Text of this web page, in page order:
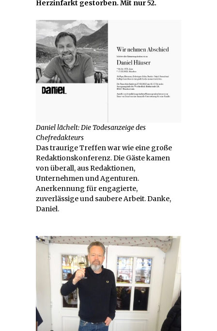
Herzinfarkt gestorben. Mit nur 52.
Daniel lächelt: Die Todesanzeige des
Chefredakteurs
Das traurige Treffen war wie eine große
Redaktionskonferenz. Die Gäste kamen
von überall, aus Redaktionen,
Unternehmen und Agenturen.
Anerkennung für engagierte,
zuverlässige und saubere Arbeit. Danke,
Daniel.